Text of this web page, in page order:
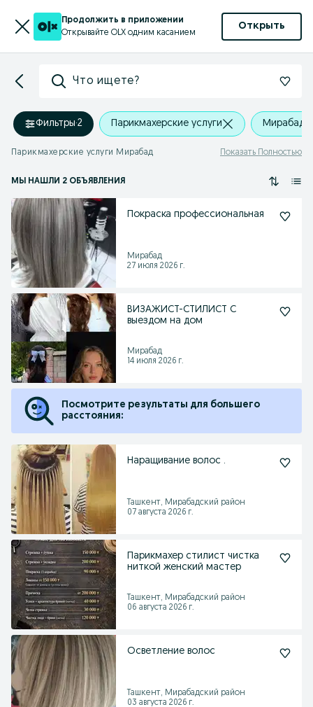
Продолжить в приложении
Открывайте OLX одним касанием
Открыть
Что ищете?
Фильтры·2 Парикмахерские услуги Мирабад
Парикмахерские услуги Мирабад Показать Полностью
МЫ НАШЛИ 2 ОБЪЯВЛЕНИЯ
Покраска профессиональная
Мирабад
27 июля 2026 г.
ВИЗАЖИСТ-СТИЛИСТ С
выездом на дом
Мирабад
14 июля 2026 г.
Посмотрите результаты для большего
расстояния:
Наращивание волос .
Ташкент, Мирабадский район
07 августа 2026 г.
Парикмахер стилист чистка
ниткой женский мастер
Ташкент, Мирабадский район
06 августа 2026 г.
Осветление волос
Ташкент, Мирабадский район
03 августа 2026 г.